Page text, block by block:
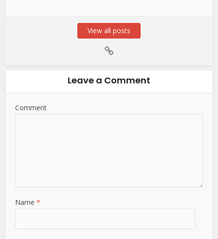
View all posts
Leave a Comment
Comment
Name*